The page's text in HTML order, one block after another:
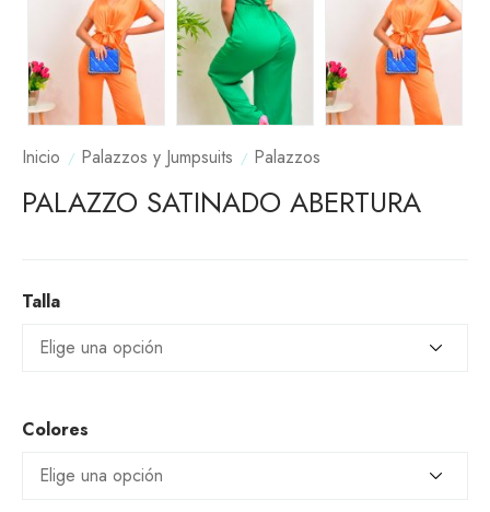
Inicio Palazzos y Jumpsuits Palazzos
PALAZZO SATINADO ABERTURA
Talla
Colores